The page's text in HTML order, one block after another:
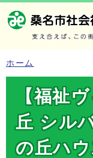
ホーム
【福祉
丘 シル
の丘ハ